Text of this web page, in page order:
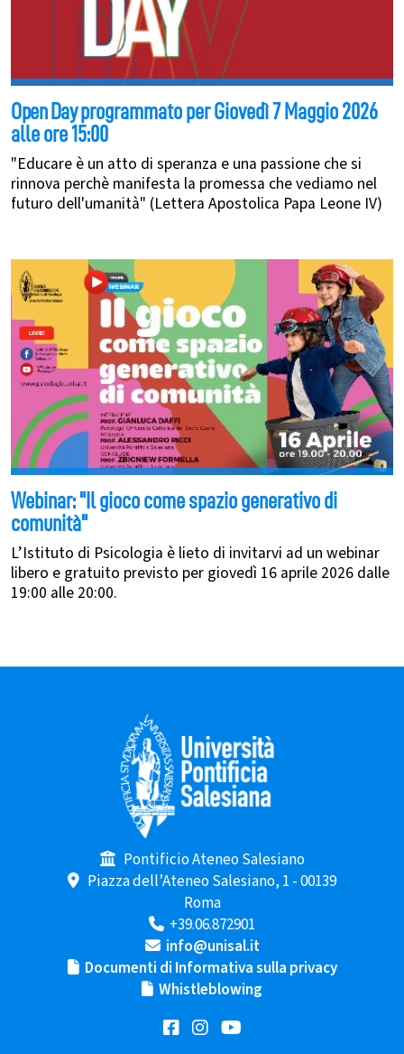
Open Day programmato per Giovedì 7 Maggio 2026
alle ore 15:00
"Educare è un atto di speranza e una passione che si
rinnova perchè manifesta la promessa che vediamo nel
futuro dell'umanità" (Lettera Apostolica Papa Leone IV)
Webinar: "Il gioco come spazio generativo di
comunità"
L’Istituto di Psicologia è lieto di invitarvi ad un webinar
libero e gratuito previsto per giovedì 16 aprile 2026 dalle
19:00 alle 20:00.
Pontificio Ateneo Salesiano
Piazza dell’Ateneo Salesiano, 1 - 00139
Roma
+39.06.872901
info@unisal.it
Documenti di Informativa sulla privacy
Whistleblowing